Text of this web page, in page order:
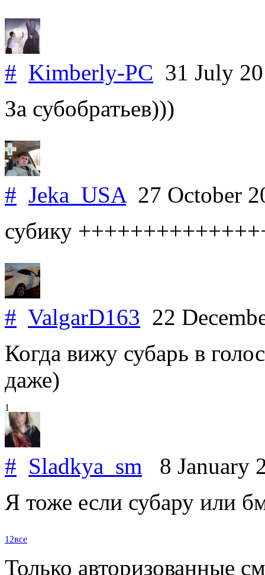
# Kimberly-PC 31 July
За субобратьев)))
# Jeka_USA27 October
субику
# ValgarD163 22
Когда вижу субарь в
даже)
1
# Sladkya_sm 8 January
Я тоже если субару или
1 2все
Только авторизованные